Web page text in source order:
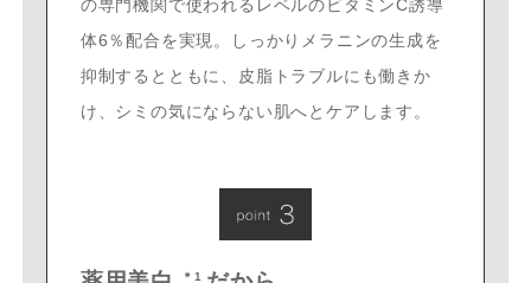
の専門機関で使われるレベルのビタミンC誘導
体6％配合を実現。しっかりメラニンの生成を
抑制するとともに、皮脂トラブルにも働きか
け、シミの気にならない肌へとケアします。
＊1